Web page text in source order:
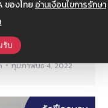
ของไทย อ่านเงื่อนไขการรักษา
รับ
อเป็นเครื่องมือ
ฑ์ด้วยนวัตกรรมที่
ดและผู้บริโภค
กุมภาพันธ์ 4, 2022